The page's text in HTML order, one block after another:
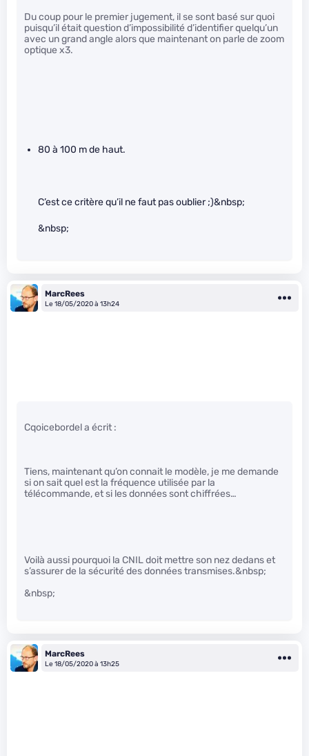
Du coup pour le premier jugement, il se sont basé sur quoi
puisqu’il était question d’impossibilité d’identifier quelqu’un
avec un grand angle alors que maintenant on parle de zoom
optique x3.
80 à 100 m de haut.
C’est ce critère qu’il ne faut pas oublier ;)&nbsp;
&nbsp;
MarcRees
Le 18/05/2020 à 13h24
Cqoicebordel a écrit :
Tiens, maintenant qu’on connait le modèle, je me demande
si on sait quel est la fréquence utilisée par la
télécommande, et si les données sont chiffrées…
Voilà aussi pourquoi la CNIL doit mettre son nez dedans et
s’assurer de la sécurité des données transmises.&nbsp;
&nbsp;
MarcRees
Le 18/05/2020 à 13h25